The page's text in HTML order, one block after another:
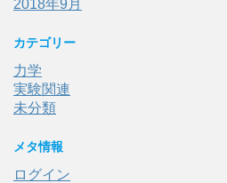
2018年9月
カテゴリー
力学
実験関連
未分類
メタ情報
ログイン